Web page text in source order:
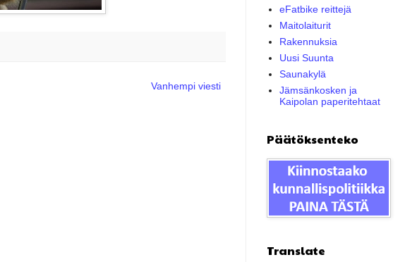
Vanhempi viesti
eFatbike reittejä
Maitolaiturit
Rakennuksia
Uusi Suunta
Saunakylä
Jämsänkosken ja
Kaipolan paperitehtaat
Päätöksenteko
Translate